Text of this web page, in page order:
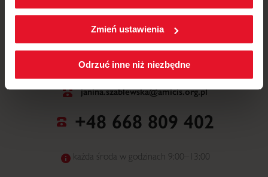
W każdej chwili możesz zmienić wybrane przez Ciebie
ustawienia plików cookies wchodząc w zakładkę
Zmień ustawienia
Odrzuć inne niż niezbędne
ul. Mickiewicza 52, 64-510 Wronki
NR WPISU DO ORGANIZACJI POŻYTKU
PUBLICZNEGO
0000228508
janina.szablewska@amicis.org.pl
+48 668 809 402
każda środa w godzinach 9:00–13:00